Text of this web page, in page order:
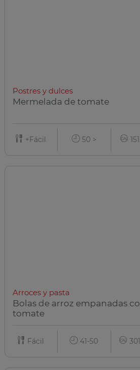
Postres y dulces
Mermelada de tomate
+Fácil 50 >
Arroces y pasta
Bolas de arroz empanadas
tomate
Fácil 41-50